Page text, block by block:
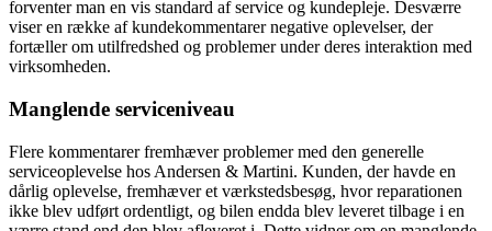
forventer man en vis standard af service og kundepleje. Desværre
viser en række af kundekommentarer negative oplevelser, der
fortæller om utilfredshed og problemer under deres interaktion med
virksomheden.
Manglende serviceniveau
Flere kommentarer fremhæver problemer med den generelle
serviceoplevelse hos Andersen & Martini. Kunden, der havde en
dårlig oplevelse, fremhæver et værkstedsbesøg, hvor reparationen
ikke blev udført ordentligt, og bilen endda blev leveret tilbage i en